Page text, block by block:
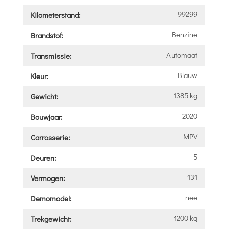
Kilometerstand: 99299
Brandstof: Benzine
Transmissie: Automaat
Kleur: Blauw
Gewicht: 1385 kg
Bouwjaar: 2020
Carrosserie: MPV
Deuren: 5
Vermogen: 131
Demomodel: nee
Trekgewicht: 1200 kg